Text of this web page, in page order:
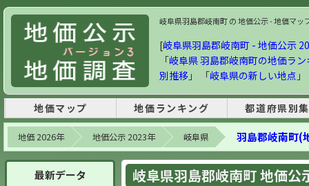
岐阜県羽島郡岐南町 の 地価公示 - 地価マッ
[岐阜県羽島郡岐南町 - 地価公示
「岐阜県 羽島郡岐南町の地価ラ
別推移 」 「岐阜県の新しい地点
地価マップ 地価ランキング 都道府県別
地価 2026年 地価公示 2023年 岐阜県 羽島郡岐南町(
最新データ
岐阜県羽島郡岐南町 地価